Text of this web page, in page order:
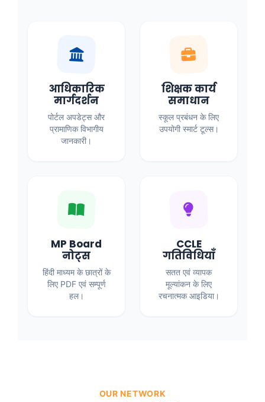
आधिकारिक
मार्गदर्शन
पोर्टल अपडेट्स और
प्रामाणिक विभागीय
जानकारी।
शिक्षक कार्य
समाधान
स्कूल प्रबंधन के लिए
उपयोगी स्मार्ट टूल्स।
MP Board
नोट्स
हिंदी माध्यम के छात्रों के
लिए PDF एवं सम्पूर्ण
हल।
CCLE
गतिविधियाँ
सतत एवं व्यापक
मूल्यांकन के लिए
रचनात्मक आइडिया।
OUR NETWORK